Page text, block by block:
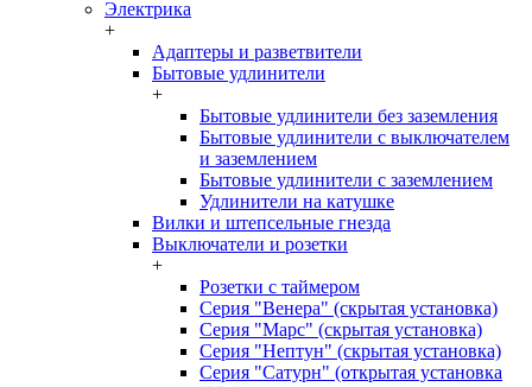
Электрика
+
Адаптеры и разветвители
Бытовые удлинители
+
Бытовые удлинители без заземления
Бытовые удлинители с выключателем
и заземлением
Бытовые удлинители с заземлением
Удлинители на катушке
Вилки и штепсельные гнезда
Выключатели и розетки
+
Розетки с таймером
Серия "Венера" (скрытая установка)
Серия "Марс" (скрытая установка)
Серия "Нептун" (скрытая установка)
Серия "Сатурн" (открытая установка